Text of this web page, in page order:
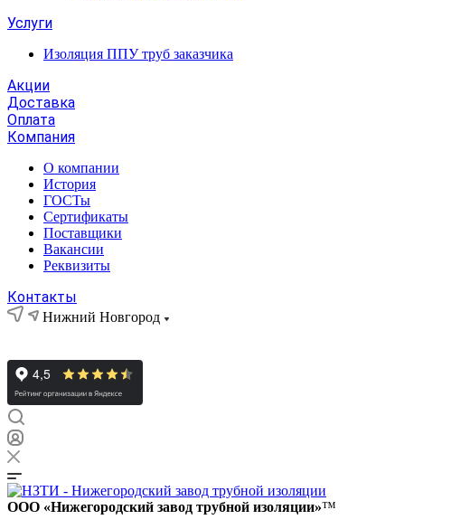
Услуги
Изоляция ППУ труб заказчика
Акции
Доставка
Оплата
Компания
О компании
История
ГОСТы
Сертификаты
Поставщики
Вакансии
Реквизиты
Контакты
Нижний Новгород
ООО «Нижегородский завод трубной изоляции»™